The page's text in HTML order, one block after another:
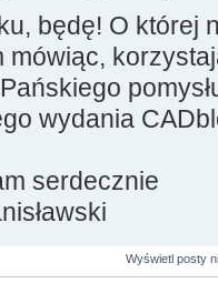
będę! O której
mówiąc,
wydania
serdecznie
Wyświetl posty